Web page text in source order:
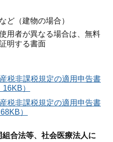
ど（建物の場合）
用者が異なる場合は、無料
明する書面
税非課税規定の適用申告書
）
税非課税規定の適用申告書
）
合法等、社会医療法人に